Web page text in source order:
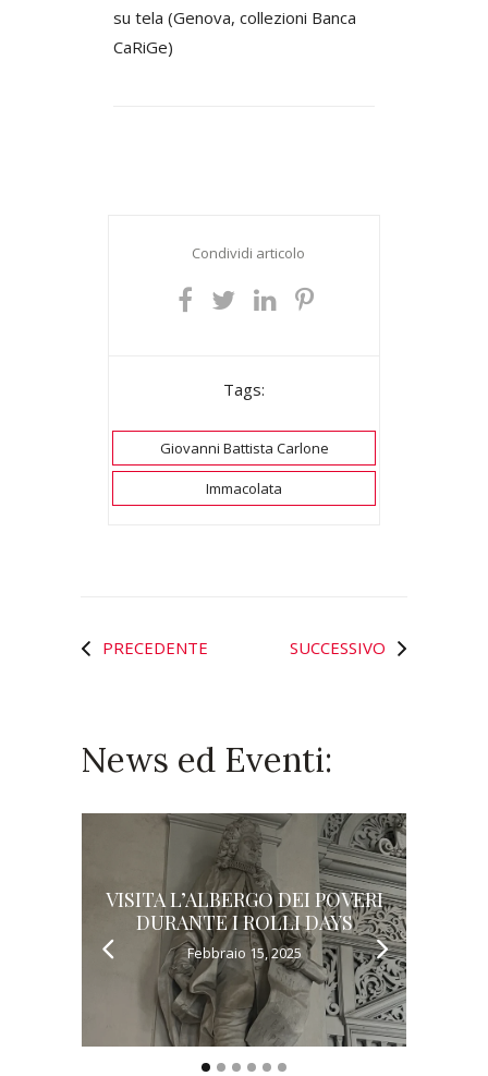
su tela (Genova, collezioni Banca
CaRiGe)
Condividi articolo
Tags:
Giovanni Battista Carlone
Immacolata
PRECEDENTE SUCCESSIVO
News ed Eventi:
VISITA L’ALBERGO DEI POVERI
DURANTE I ROLLI DAYS
Febbraio 15, 2025